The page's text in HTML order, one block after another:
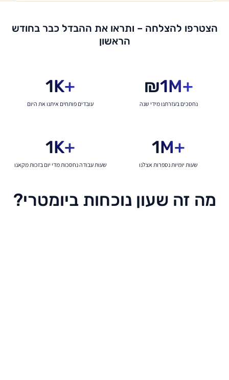
הצטרפו להצלחה – ותראו את ההבדל כבר בחודש
הראשון
₪1M+
נחסכים בעזרתנו מידי שנה
1K+
עובדים פותחים איתנו את היום
1M+
שעות יומיות נספרות אצלנו
1K+
שעות עבודה נחסכות מדי יום בזכות מקאנו
מה זה שעון נוכחות ביומטרי?